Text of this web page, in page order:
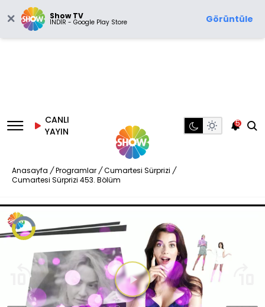
Show TV
İNDİR - Google Play Store Görüntüle
CANLI
YAYIN
5
Anasayfa / Programlar / Cumartesi Sürprizi /
Cumartesi Sürprizi 453. Bölüm